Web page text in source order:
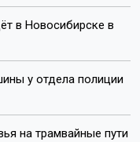
в Новосибирске в
у отдела полиции
на трамвайные пути